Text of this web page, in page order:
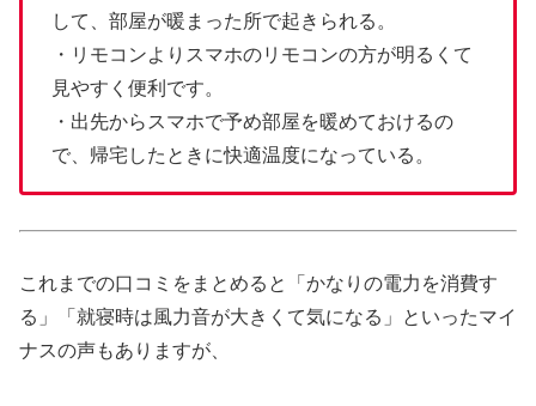
して、部屋が暖まった所で起きられる。
・リモコンよりスマホのリモコンの方が明るくて
見やすく便利です。
・出先からスマホで予め部屋を暖めておけるの
で、帰宅したときに快適温度になっている。
これまでの口コミをまとめると「かなりの電力を消費す
る」「就寝時は風力音が大きくて気になる」といったマイ
ナスの声もありますが、